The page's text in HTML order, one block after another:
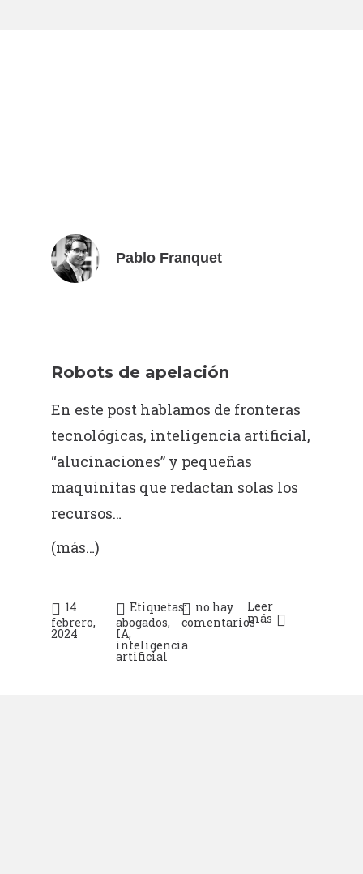
Pablo Franquet
Robots de apelación
En este post hablamos de fronteras
tecnológicas, inteligencia artificial,
“alucinaciones” y pequeñas
maquinitas que redactan solas los
recursos…
(más…)
14
febrero,
2024
Etiquetas:
abogados,
IA,
inteligencia
artificial
no hay
comentarios
Leer
más